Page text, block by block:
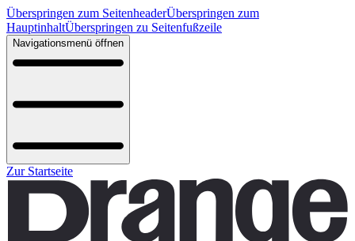
Überspringen zum SeitenheaderÜberspringen zum
HauptinhaltÜberspringen zu Seitenfußzeile
Navigationsmenü öffnen
Zur Startseite